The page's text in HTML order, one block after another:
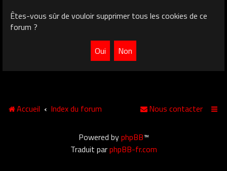
Êtes-vous sûr de vouloir supprimer tous les cookies de ce
forum ?
Accueil Index du forum Nous contacter
Powered byphpBB™
Traduit parphpBB-fr.com